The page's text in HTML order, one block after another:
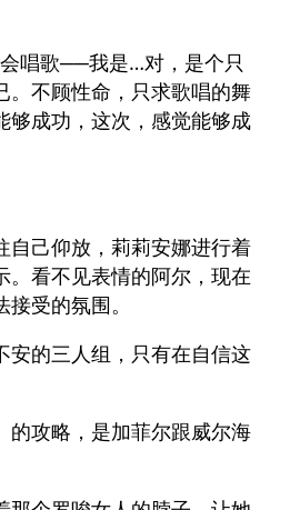
唱歌──我是…对，是个只
。不顾性命，只求歌唱的舞
够成功，这次，感觉能够成
自己仰放，莉莉安娜进行着
。看不见表情的阿尔，现在
受的氛围。
安的三人组，只有在自信这
的攻略，是加菲尔跟威尔海